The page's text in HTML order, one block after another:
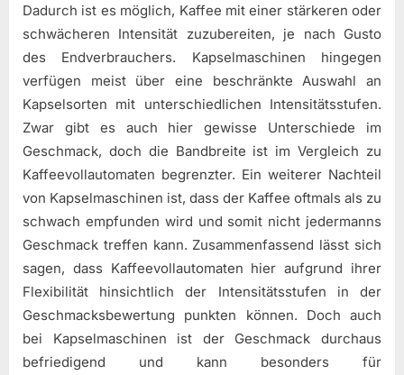
Dadurch ist es möglich, Kaffee mit einer stärkeren oder
schwächeren Intensität zuzubereiten, je nach Gusto
des Endverbrauchers. Kapselmaschinen hingegen
verfügen meist über eine beschränkte Auswahl an
Kapselsorten mit unterschiedlichen Intensitätsstufen.
Zwar gibt es auch hier gewisse Unterschiede im
Geschmack, doch die Bandbreite ist im Vergleich zu
Kaffeevollautomaten begrenzter. Ein weiterer Nachteil
von Kapselmaschinen ist, dass der Kaffee oftmals als zu
schwach empfunden wird und somit nicht jedermanns
Geschmack treffen kann. Zusammenfassend lässt sich
sagen, dass Kaffeevollautomaten hier aufgrund ihrer
Flexibilität hinsichtlich der Intensitätsstufen in der
Geschmacksbewertung punkten können. Doch auch
bei Kapselmaschinen ist der Geschmack durchaus
befriedigend und kann besonders für